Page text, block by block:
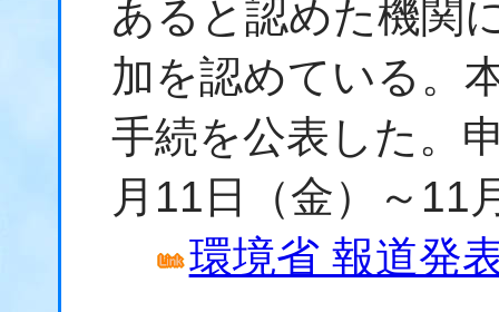
あると認めた機関
加を認めている。
手続を公表した。
月11日（金）～11
環境省 報道発